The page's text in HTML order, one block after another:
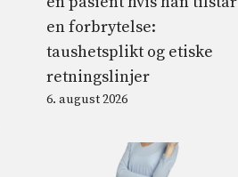
en forbrytelse:
taushetsplikt og etiske
retningslinjer
6. august 2026